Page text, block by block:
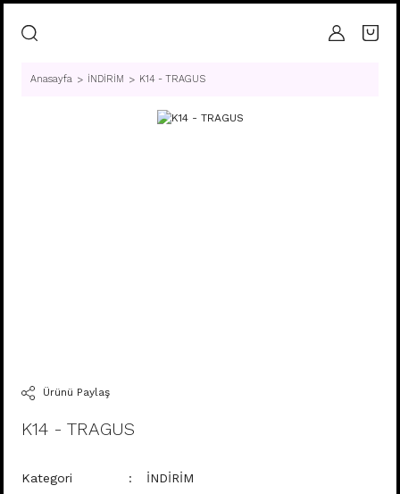
Anasayfa İNDİRİM K14 - TRAGUS
Ürünü Paylaş
K14 - TRAGUS
Kategori İNDİRİM